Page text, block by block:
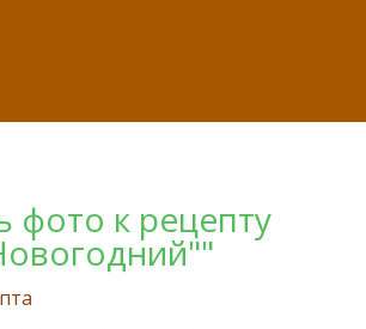
фото к рецепту